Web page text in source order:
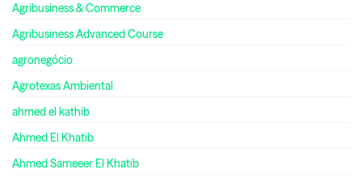
Agribusiness & Commerce
Agribusiness Advanced Course
agronegócio
Agrotexas Ambiental
ahmed el kathib
Ahmed El Khatib
Ahmed Sameeer El Khatib